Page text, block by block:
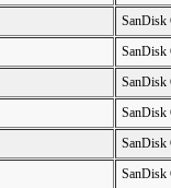
SanDisk
SanDisk
SanDisk
SanDisk
SanDisk
SanDisk